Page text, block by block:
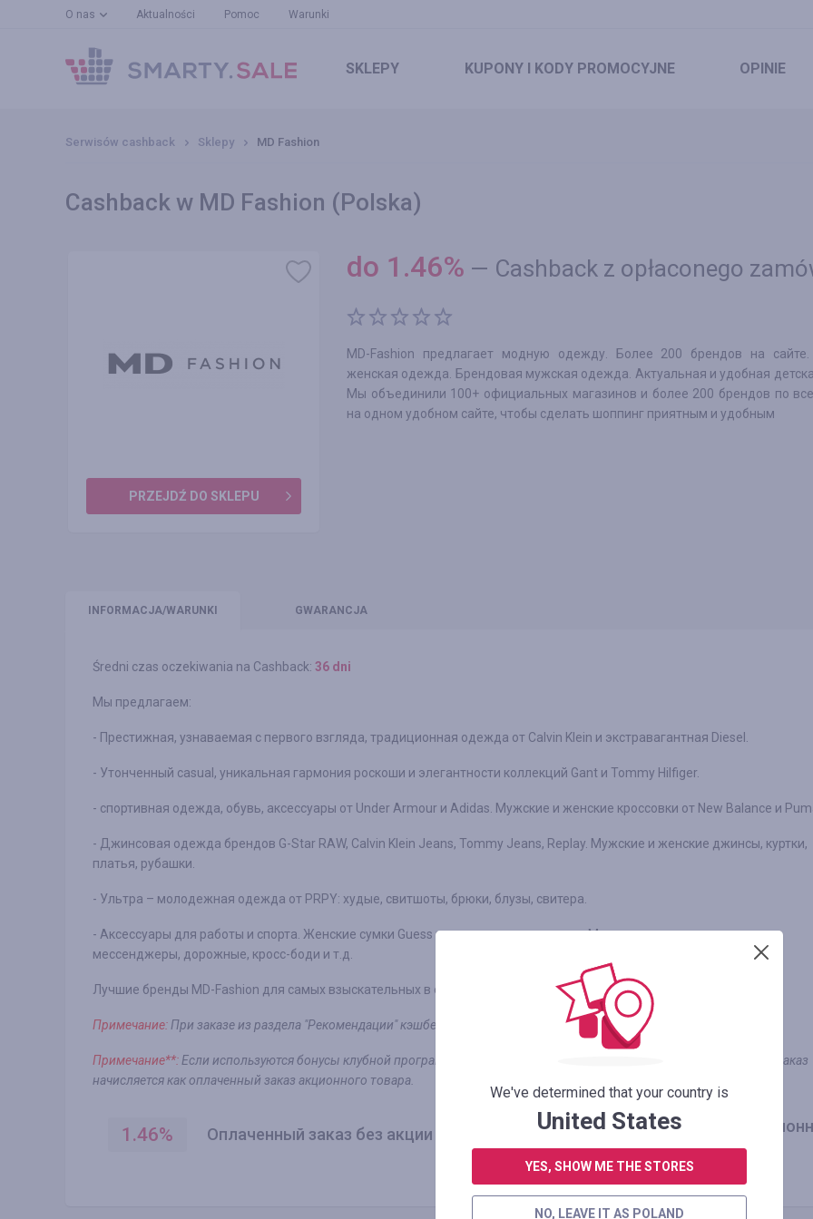
O nas Aktualności Pomoc Warunki
SKLEPY KUPONYI KODY PROMOCYJNE OPINIE
Serwisów cashback Sklepy MD Fashion
Cashback w MD Fashion (Polska)
PRZEJDŹ DO SKLEPU
do 1.46% — Cashback z opłaconego
MD-Fashion предлагает модную одежду. Более 200 брендов на сайте.
женская одежда. Брендовая мужская одежда. Актуальная и удобная
Мы объединили 100+ официальных магазинов и более 200 брендов по
на одном удобном сайте, чтобы сделать шоппинг приятным и удобным
INFO RMACJA/WARUNKI GWARANCJA
Średni czas oczekiwania na Cashback: 36 dni
Мы предлагаем:
- Престижная, узнаваемая с первого взгляда, традиционная одежда от Calvin Klein и экстравагантная Diesel.
- Утонченный casual, уникальная гармония роскоши и элегантности коллекций Gant и Tommy Hilfiger.
- спортивная одежда, обувь, аксессуары от Under Armour и Adidas. Мужские и женские кроссовки от New Balance и
- Джинсовая одежда брендов G-Star RAW, Calvin Klein Jeans, Tommy Jeans, Replay. Мужские и женские джинсы, куртки,
платья, рубашки.
- Ультра – молодежная одежда от PRPY: худые, свитшоты, брюки, блузы, свитера.
- Аксессуары для работы и спорта. Женские сумки Guess на разные случаи жизни. Мужские повседневные сумки:
мессенджеры, дорожные, кросс-боди и т.д.
Лучшие бренды MD-Fashion для самых взыскательных в одном магазине.
Примечание: При заказе из раздела "Рекомендации" кэшбек не начисляется
Примечание**: Если используются бонусы клубной программы, то фактически это скидка. И за покупку этого товара заказ
начисляется как оплаченный заказ акционного товара.
1.46% Оплаченный заказ без акции 0.88%
Оплаченный заказ
We've determined that your country is
United States
YES, SHOW ME THE STORES
NO, LEAVE IT AS POLAND